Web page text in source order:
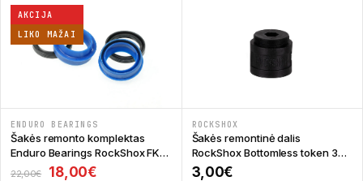
AKCIJA
LIKO MAŽAI
ENDURO BEARINGS
Šakės remonto komplektas
Enduro Bearings RockShox FK-
6610 30 mm
22,00€ Original price was: 22,00€.
18,00€Current price is: 18,00€.
ROCKSHOX
Šakės remontinė dalis
RockShox Bottomless token 32
mm
3,00€